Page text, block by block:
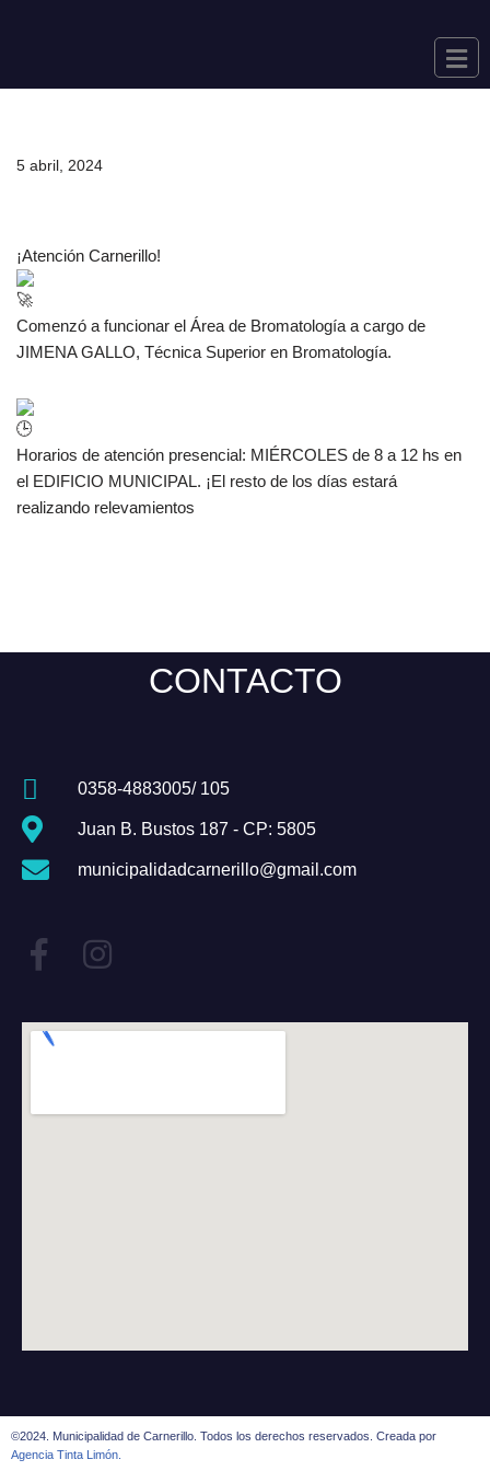
al
5 abril, 2024
¡Atención Carnerillo!
Comenzó a funcionar el Área de Bromatología a cargo de
JIMENA GALLO, Técnica Superior en Bromatología.
Horarios de atención presencial: MIÉRCOLES de 8 a 12 hs en
el EDIFICIO MUNICIPAL. ¡El resto de los días estará
realizando relevamientos
CONTACTO
0358-4883005/ 105
Juan B. Bustos 187 - CP: 5805
municipalidadcarnerillo@gmail.com
©2024. Municipalidad de Carnerillo. Todos los derechos reservados. Creada por
Agencia Tinta Limón.